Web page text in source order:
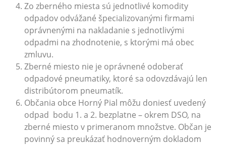
Zo zberného miesta sú jednotlivé komodity
odpadov odvážané špecializovanými firmami
oprávnenými na nakladanie s jednotlivými
odpadmi na zhodnotenie, s ktorými má obec
zmluvu.
Zberné miesto nie je oprávnené odoberať
odpadové pneumatiky, ktoré sa odovzdávajú len
distribútorom pneumatík.
Občania obce Horný Pial môžu doniesť uvedený
odpad bodu 1. a 2. bezplatne – okrem DSO, na
zberné miesto v primeranom množstve. Občan je
povinný sa preukázať hodnoverným dokladom